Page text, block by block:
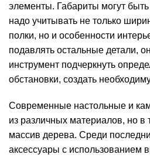
элементы. Габариты могут
надо учитывать не только
полки, но и особенности
подавлять остальные детали,
инструмент подчеркнуть
обстановки, создать
Современные настольные и
из различных материалов, но в
массив дерева. Среди
аксессуары с использованием